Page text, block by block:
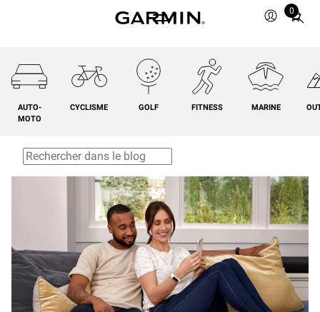
0
Total
AUTO-
MOTO
CYCLISME GOLF FITNESS MARINE